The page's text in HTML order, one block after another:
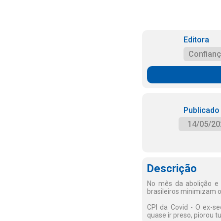
Editora
14/05/
Descrição
No mês da abolição
brasileiros minimizam
CPI da Covid - O ex-
quase ir preso, piorou